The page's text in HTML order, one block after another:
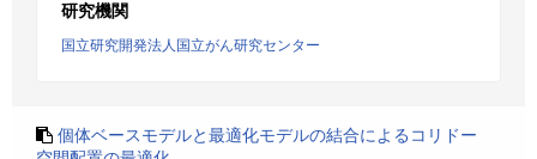
研究機関
国立研究開発法人国立がん研究センター
個体ベースモデルと最適化モデルの結合によるコリドー